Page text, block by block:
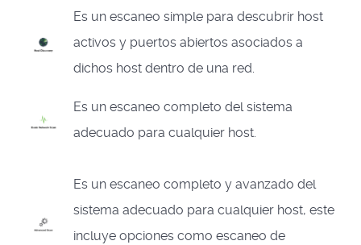
Es un escaneo simple para descubrir host
activos y puertos abiertos asociados a
dichos host dentro de una red.
Es un escaneo completo del sistema
adecuado para cualquier host.
Es un escaneo completo y avanzado del
sistema adecuado para cualquier host, este
incluye opciones como escaneo de